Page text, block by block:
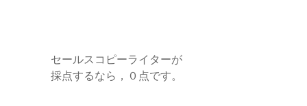
セールスコピーライターが
採点するなら，０点です。